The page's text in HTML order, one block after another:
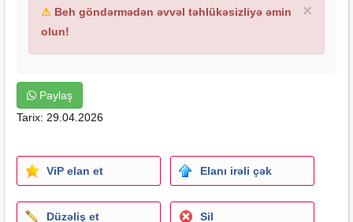
×
⚠ Beh göndərmədən əvvəl təhlükəsizliyə əmin
olun!
Paylaş
Tarix: 29.04.2026
ViP elan et Elanı irəli çək
Düzəliş et Sil